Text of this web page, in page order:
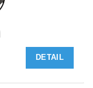
DETAIL